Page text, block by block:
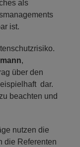
als
ist.
,
über den
dar.
beachten und
nutzen die
die Referenten